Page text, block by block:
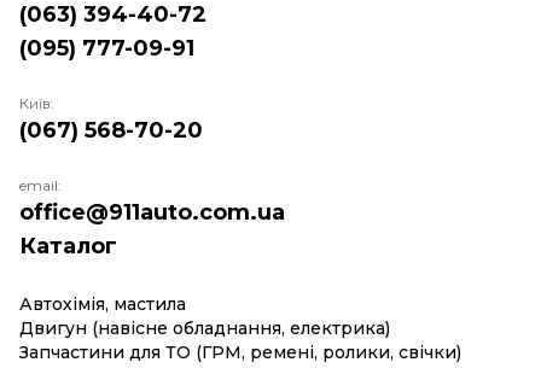
Каталог
Автохімія, мастила
Двигун (навісне обладнання, електрика)
Запчастини для ТО (ГРМ, ремені, ролики, свічки)
(063) 394-40-72
(095) 777-09-91
Київ:
(067) 568-70-20
email:
office@911auto.com.ua